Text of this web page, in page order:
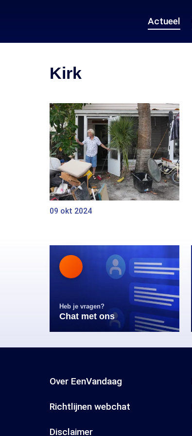
Actueel
Kirk
09 okt 2024
Heb je vragen?
Chat met ons
Over EenVandaag
Richtlijnen webchat
Disclaimer